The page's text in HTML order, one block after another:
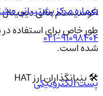
اکوسیستم مالی دیجیتال
طور خاص برای استفاده در
شده است.
🛠️ بنیانگذاران ارز HAT
شماره مرکز پشتیبانی
021-91098404
پست الکترونیکی